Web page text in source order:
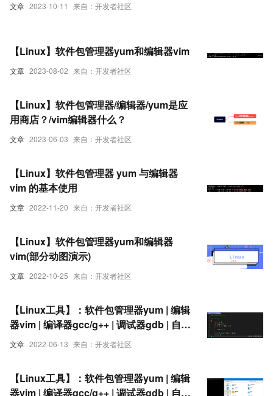
文章 2023-10-11 来自：开发者社区
文章 2023-08-02 来自：开发者社区
【Linux】软件包管理器yum和编辑器vim
文章 2023-06-03 来自：开发者社区
【Linux】软件包管理器/编辑器/yum是应
用商店？/vim编辑器什么？
文章 2022-11-20 来自：开发者社区
【Linux】软件包管理器 yum 与编辑器
vim 的基本使用
文章 2022-10-25 来自：开发者社区
【Linux】软件包管理器yum和编辑器
vim(部分动图演示)
文章 2022-06-13 来自：开发者社区
【Linux工具】：软件包管理器yum | 编辑
器vim | 编译器gcc/g++ | 调试器gdb | 自动
化构建工具make/Makefile | Linux小程
【Linux工具】：软件包管理器yum | 编辑
器vim | 编译器gcc/g++ | 调试器gdb | 自动